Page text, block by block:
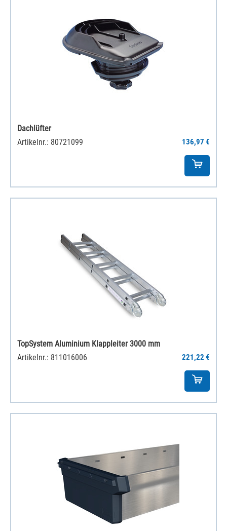
Dachlüfter
Artikelnr.: 80721099
136,97 €
TopSystem Aluminium Klappleiter 3000 mm
Artikelnr.: 811016006
221,22 €